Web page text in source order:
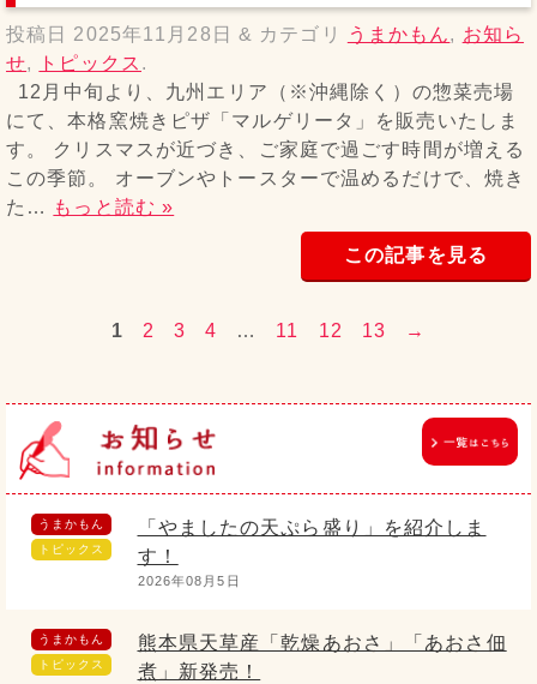
投稿日 2025年11月28日 & カテゴリ うまかもん, お知ら
せ, トピックス .
12月中旬より、九州エリア（※沖縄除く）の惣菜売場
にて、本格窯焼きピザ「マルゲリータ」を販売いたしま
す。 クリスマスが近づき、ご家庭で過ごす時間が増える
この季節。 オーブンやトースターで温めるだけで、焼き
た…
もっと読む »
この記事を見る
1 2 3 4 … 11 12 13 →
うまかもん
トピックス
「やましたの天ぷら盛り」を紹介しま
す！
2026年08月5日
うまかもん
トピックス
熊本県天草産「乾燥あおさ」「あおさ佃
煮」新発売！